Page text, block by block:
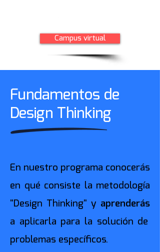
Campus virtual
Fundamentos de
Design Thinking
En nuestro programa conocerás
en qué consiste la metodología
"Design Thinking" y aprenderás
a aplicarla para la solución de
problemas específicos.